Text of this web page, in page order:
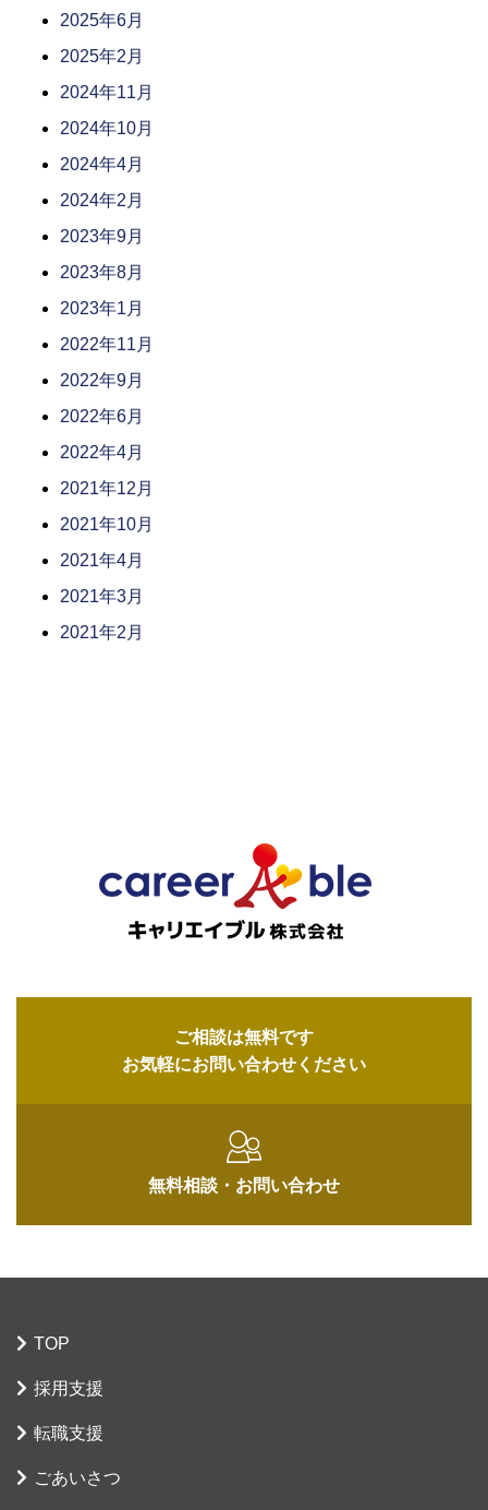
2025年6月
2025年2月
2024年11月
2024年10月
2024年4月
2024年2月
2023年9月
2023年8月
2023年1月
2022年11月
2022年9月
2022年6月
2022年4月
2021年12月
2021年10月
2021年4月
2021年3月
2021年2月
ご相談は無料です
お気軽にお問い合わせください
無料相談・ お問い合わせ
TOP
採用支援
転職支援
ごあいさつ